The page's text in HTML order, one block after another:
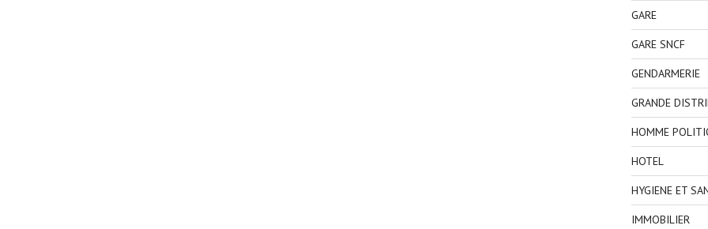
GARE
GARE SNCF
GENDARMERIE
GRANDE
HOMME
HOTEL
HYGIENE ET
IMMOBILIER